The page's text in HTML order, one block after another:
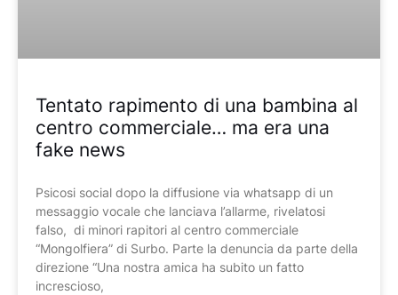
Tentato rapimento di una bambina al
centro commerciale… ma era una
fake news
Psicosi social dopo la diffusione via whatsapp di un
messaggio vocale che lanciava l’allarme, rivelatosi
falso, di minori rapitori al centro commerciale
“Mongolfiera” di Surbo. Parte la denuncia da parte della
direzione “Una nostra amica ha subito un fatto
increscioso,